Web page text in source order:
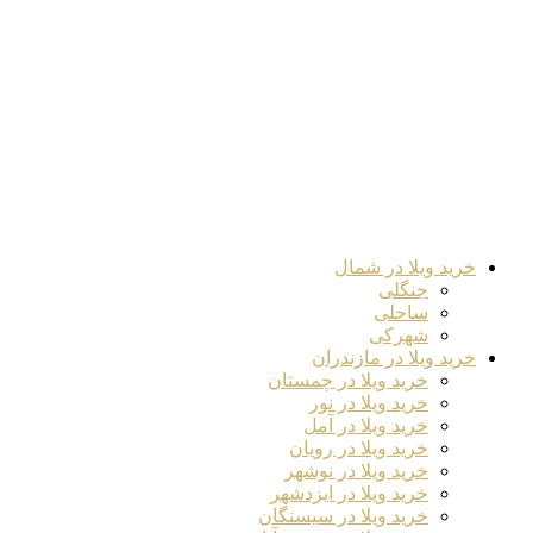
خرید ویلا در شمال
جنگلی
ساحلی
شهرکی
خرید ویلا در مازندران
خرید ویلا در چمستان
خرید ویلا در نور
خرید ویلا در آمل
خرید ویلا در رویان
خرید ویلا در نوشهر
خرید ویلا در ایزدشهر
خرید ویلا در سیسنگان